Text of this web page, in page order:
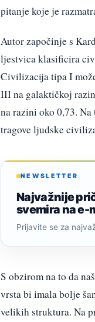
pitanje koje je
Autor započinje s
ljestvica klasificira
Civilizacija tipa I
III na galaktičkoj
na razini oko 0,73.
tragove ljudske
NEWSLETTER
Najvažnije
svemira na e-
Prijavite se za
S obzirom na to da
vrsta bi imala bolje
velikih struktura. Na